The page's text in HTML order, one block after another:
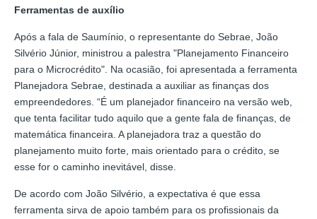
Ferramentas de auxílio
Após a fala de Saumínio, o representante do Sebrae, João
Silvério Júnior, ministrou a palestra "Planejamento Financeiro
para o Microcrédito". Na ocasião, foi apresentada a ferramenta
Planejadora Sebrae, destinada a auxiliar as finanças dos
empreendedores. “É um planejador financeiro na versão web,
que tenta facilitar tudo aquilo que a gente fala de finanças, de
matemática financeira. A planejadora traz a questão do
planejamento muito forte, mais orientado para o crédito, se
esse for o caminho inevitável, disse.
De acordo com João Silvério, a expectativa é que essa
ferramenta sirva de apoio também para os profissionais da